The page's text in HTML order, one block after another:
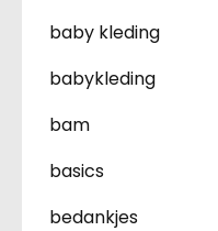
baby kleding
babykleding
bam
basics
bedankjes